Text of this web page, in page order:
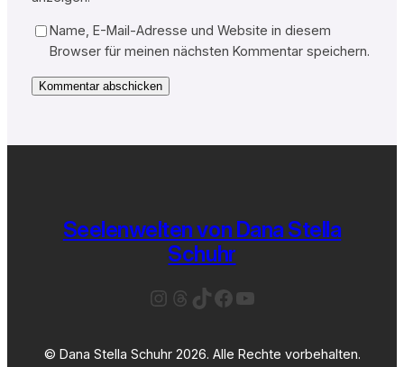
Name, E-Mail-Adresse und Website in diesem
Browser für meinen nächsten Kommentar speichern.
Seelenwelten von Dana Stella
Schuhr
Instagram
Threads
TikTok
Facebook
YouTube
© Dana Stella Schuhr 2026. Alle Rechte vorbehalten.